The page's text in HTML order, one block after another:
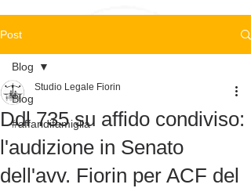
Post
Blog
#affaridifamiglia
Blog
Ddl 735 su affido condiviso:
l'audizione in Senato
dell'avv. Fiorin per ACF del
Studio Legale Fiorin